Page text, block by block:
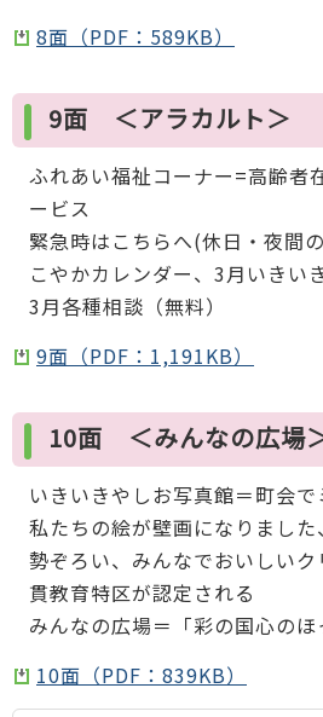
8面（PDF：589KB）
9面 ＜アラカルト＞
ふれあい福祉コーナー=高齢者
ービス
緊急時はこちらへ(休日・夜間
こやかカレンダー、3月いきい
3月各種相談（無料）
9面（PDF：1,191KB）
10面 ＜みんなの広場
いきいきやしお写真館＝町会で
私たちの絵が壁画になりまし
勢ぞろい、みんなでおいしい
貫教育特区が認定される
みんなの広場＝「彩の国心の
10面（PDF：839KB）